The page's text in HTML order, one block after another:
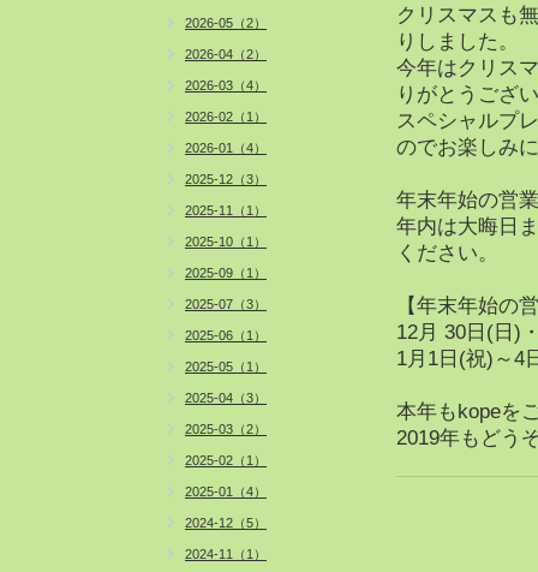
クリスマスも
りしました。
今年はクリス
りがとうござ
スペシャルプ
のでお楽しみ
年末年始の営
年内は大晦日
ください。
【年末年始の
12月 30日(日)
1月1日(祝)～4
本年もkopeを
2019年もどう
2026-05（2）
2026-04（2）
2026-03（4）
2026-02（1）
2026-01（4）
2025-12（3）
2025-11（1）
2025-10（1）
2025-09（1）
2025-07（3）
2025-06（1）
2025-05（1）
2025-04（3）
2025-03（2）
2025-02（1）
2025-01（4）
2024-12（5）
2024-11（1）